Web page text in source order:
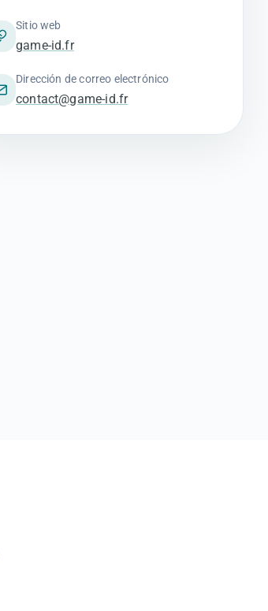
Sitio web
game-id.fr
Dirección de correo electrónico
contact@game-id.fr